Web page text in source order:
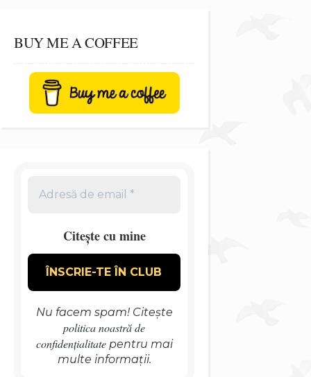
BUY ME A COFFEE
Citește cu mine
Nu facem spam! Citește
politica noastră de
confidențialitatepentru mai
multe informații.